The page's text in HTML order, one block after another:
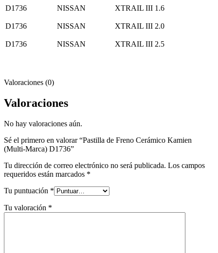
D1736 NISSAN XTRAIL III 1.6
D1736 NISSAN XTRAIL III 2.0
D1736 NISSAN XTRAIL III 2.5
Valoraciones (0)
Valoraciones
No hay valoraciones aún.
Sé el primero en valorar “Pastilla de Freno Cerámico Kamien
(Multi-Marca) D1736”
Tu dirección de correo electrónico no será publicada. Los campos
requeridos están marcados *
Tu puntuación *
Tu valoración *